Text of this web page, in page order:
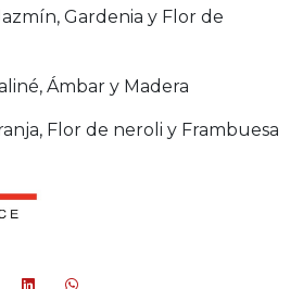
Gardenia y Flor de
Ámbar y Madera
Flor de neroli y Frambuesa